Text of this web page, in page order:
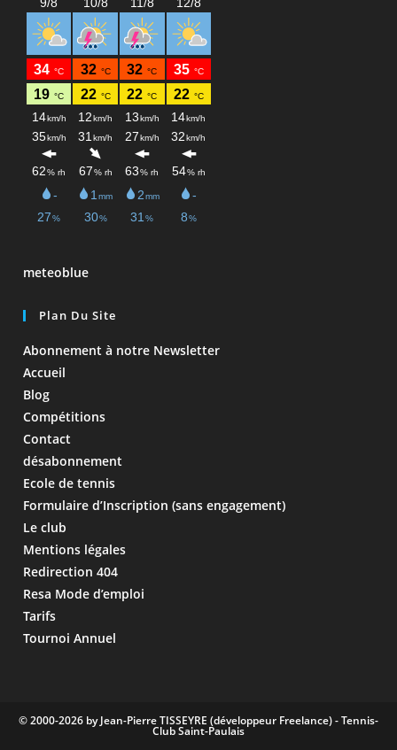
meteoblue
Plan Du Site
Abonnement à notre Newsletter
Accueil
Blog
Compétitions
Contact
désabonnement
Ecole de tennis
Formulaire d’Inscription (sans engagement)
Le club
Mentions légales
Redirection 404
Resa Mode d’emploi
Tarifs
Tournoi Annuel
© 2000-2026 by Jean-Pierre TISSEYRE (développeur Freelance) - Tennis-
Club Saint-Paulais